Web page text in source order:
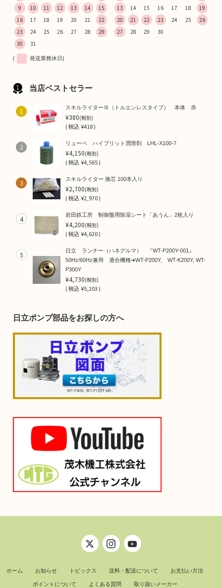
9
10 11 12 13 14
15
16
17 18 19 20 21
22
23
24 25 26 27 28
29
30
31
13
14 15 16 17 18
19
20
21 22 23 24 25
26
27
28 29 30
( 発送業務休日)
当店ベストセラー
1 スキルライターⅢ（トルエンレスタイプ） 本体 赤
¥380(税別)
(税込¥418 )
2 リューベ ハイブリット潤滑剤 LHL-X100-7
¥4,150(税別)
(税込¥4,565 )
3 スキルライター 換芯 100本入り
¥2,700(税別)
(税込¥2,970 )
4 岩田鉄工所 制御盤用除湿シート「あうん」2枚入り
¥4,200(税別)
(税込¥4,620 )
5
日立 ランナー（ハネグルマ） 『WT-P200Y-001』
50Hz/60Hz兼用 適合機種➜WT-P200Y, WT-K200Y, WT-
P300Y
¥4,730(税別)
(税込¥5,203 )
日立ポンプ部品をお探しの方へ
ホーム お知らせ トピックス 送料・配送について お支払い方法
ポイントについて よくある質問 取り扱いメーカー